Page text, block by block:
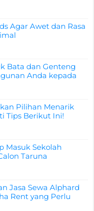
Agar Awet dan Rasa
Bata dan Genteng
Anda kepada
Pilihan Menarik
Tips Berikut Ini!
Masuk Sekolah
Taruna
Jasa Sewa Alphard
Rent yang Perlu